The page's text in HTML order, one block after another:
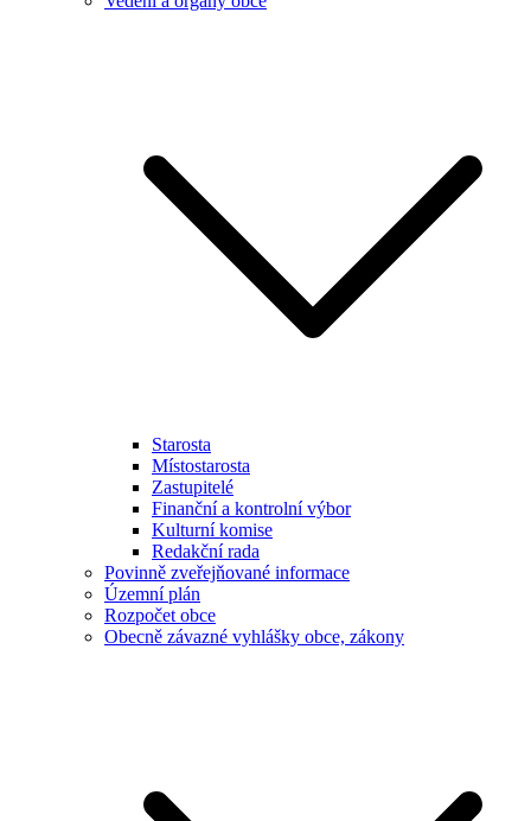
Starosta
Místostarosta
Zastupitelé
Finanční a kontrolní výbor
Kulturní komise
Redakční rada
Povinně zveřejňované informace
Územní plán
Rozpočet obce
Obecně závazné vyhlášky obce, zákony